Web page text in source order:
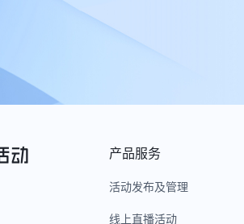
产品服务
活动发布及管理
线上直播活动